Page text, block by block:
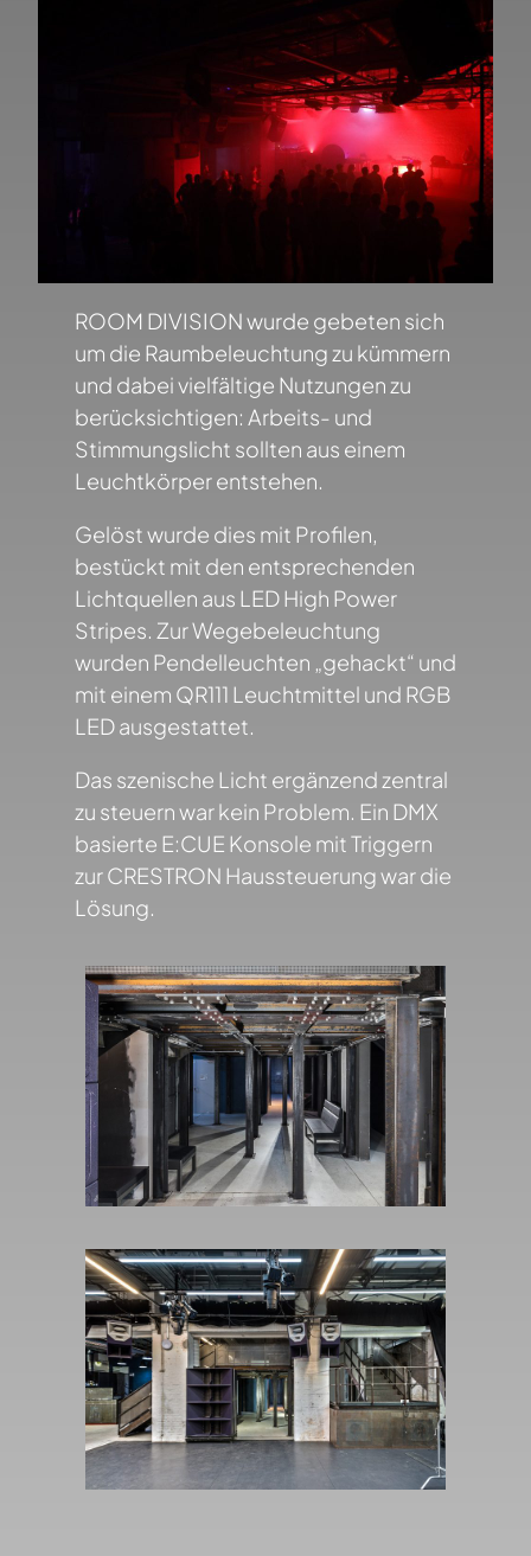
ROOM DIVISION wurde gebeten sich
um die Raumbeleuchtung zu kümmern
und dabei vielfältige Nutzungen zu
berücksichtigen: Arbeits- und
Stimmungslicht sollten aus einem
Leuchtkörper entstehen.
Gelöst wurde dies mit Profilen,
bestückt mit den entsprechenden
Lichtquellen aus LED High Power
Stripes. Zur Wegebeleuchtung
wurden Pendelleuchten „gehackt“ und
mit einem QR111 Leuchtmittel und RGB
LED ausgestattet.
Das szenische Licht ergänzend zentral
zu steuern war kein Problem. Ein DMX
basierte E:CUE Konsole mit Triggern
zur CRESTRON Haussteuerung war die
Lösung.